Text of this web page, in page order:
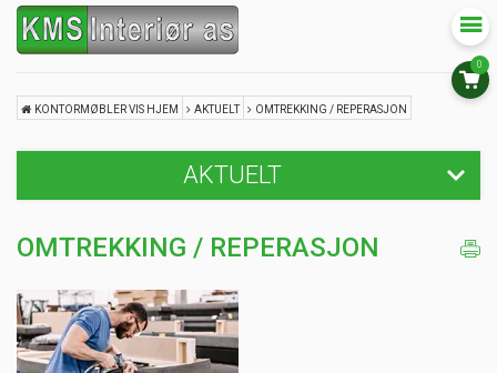
0
KONTORMØBLER VIS HJEM AKTUELT OMTREKKING / REPERASJON
AKTUELT
Gaver til Kunder
Eget lager.
OMTREKKING / REPERASJON